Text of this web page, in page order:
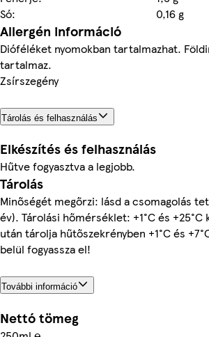
Só:
0,16 g
Allergén információ
Dióféléket nyomokban tartalmazhat.
tartalmaz.
Zsírszegény
Tárolás és felhasználás
Elkészítés és felhasználás
Hűtve fogyasztva a legjobb.
Tárolás
Minőségét megőrzi: lásd a csomagolás
év). Tárolási hőmérséklet: +1°C és
után tárolja hűtőszekrényben +1°C és
belül fogyassza el!
További információ
Nettó tömeg